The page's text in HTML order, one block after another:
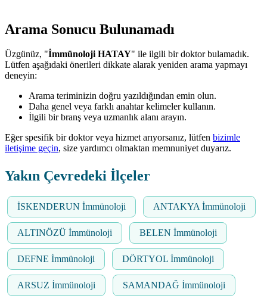
Arama Sonucu Bulunamadı
Üzgünüz, "İmmünoloji HATAY" ile ilgili bir doktor bulamadık.
Lütfen aşağıdaki önerileri dikkate alarak yeniden arama yapmayı
deneyin:
Arama teriminizin doğru yazıldığından emin olun.
Daha genel veya farklı anahtar kelimeler kullanın.
İlgili bir branş veya uzmanlık alanı arayın.
Eğer spesifik bir doktor veya hizmet arıyorsanız, lütfen bizimle
iletişime geçin, size yardımcı olmaktan memnuniyet duyarız.
Yakın Çevredeki İlçeler
İSKENDERUN İmmünoloji ANTAKYA İmmünoloji
ALTINÖZÜ İmmünoloji BELEN İmmünoloji
DEFNE İmmünoloji DÖRTYOL İmmünoloji
ARSUZ İmmünoloji SAMANDAĞ İmmünoloji